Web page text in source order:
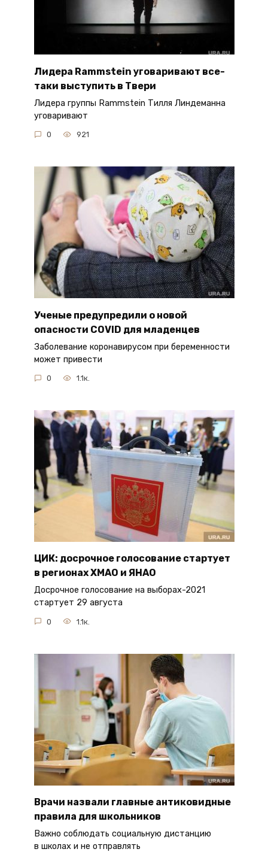
Лидера Rammstein уговаривают все-
таки выступить в Твери
Лидера группы Rammstein Тилля Линдеманна
уговаривают
0 921
Ученые предупредили о новой
опасности COVID для младенцев
Заболевание коронавирусом при беременности
может привести
0 1.1к.
ЦИК: досрочное голосование стартует
в регионах ХМАО и ЯНАО
Досрочное голосование на выборах-2021
стартует 29 августа
0 1.1к.
Врачи назвали главные антиковидные
правила для школьников
Важно соблюдать социальную дистанцию
в школах и не отправлять